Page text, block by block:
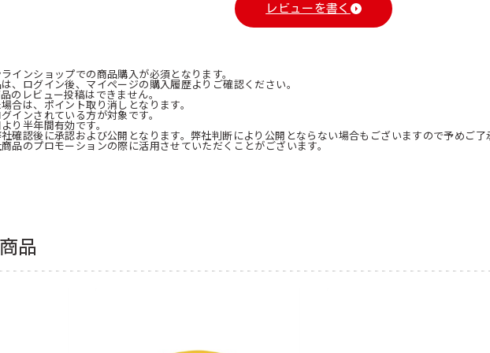
レビューを書く
インショップでの商品購入が必須となります。
、ログイン後、マイページの購入履歴よりご確認ください。
のレビュー投稿はできません。
合は、ポイント取り消しとなります。
インされている方が対象です。
り半年間有効です。
確認後に承認および公開となります。弊社判断により公開とならない場合もございますので予めご了
品のプロモーションの際に活用させていただくことがございます。
品